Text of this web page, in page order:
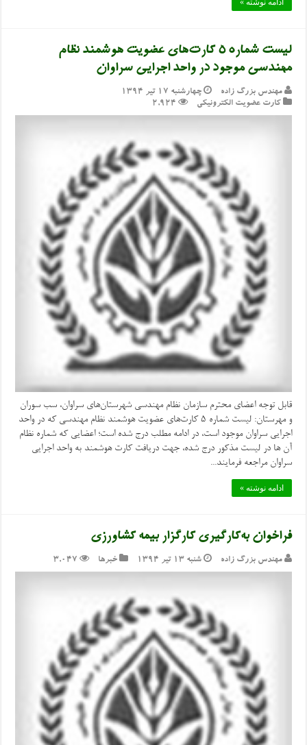
ادامه نوشته »
لیست شماره 5 کارت‌های عضویت هوشمند نظام
مهندسی موجود در واحد اجرایی سراوان
مهندس بزرگ زاده
چهارشنبه ۱۷ تیر ۱۳۹۴
کارت عضویت الکترونیکی
2,924
قابل توجه اعضای محترم سازمان نظام مهندسی شهرستان‌های سراوان، سب سوران
و مهرستان: لیست شماره 5 کارت‌های عضویت هوشمند نظام مهندسی که در واحد
اجرایی سراوان موجود است، در ادامه مطلب درج شده است؛ اعضایی که شماره نظام
آن ها در لیست مذکور درج شده، جهت دریافت کارت هوشمند به واحد اجرایی
سراوان مراجعه فرمایند...
ادامه نوشته »
فراخوان به‌کارگیری کارگزار بیمه کشاورزی
مهندس بزرگ زاده شنبه ۱۳ تیر ۱۳۹۴ خبرها 3,047